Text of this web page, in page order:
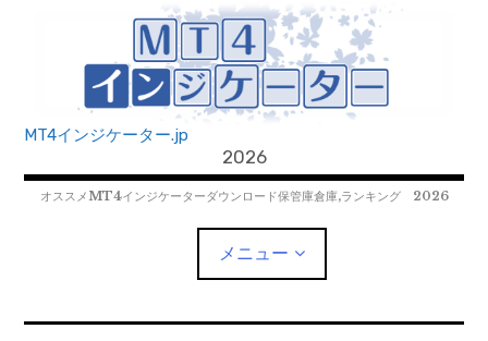
MT4インジケーター.jp
2026
オススメMT4インジケーターダウンロード保管庫倉庫,ランキング 2026
メニュー